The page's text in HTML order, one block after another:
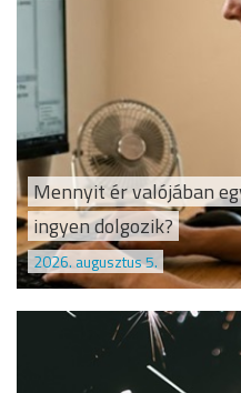
Mennyit ér valójában
ingyen dolgozik?
2026. augusztus 5.